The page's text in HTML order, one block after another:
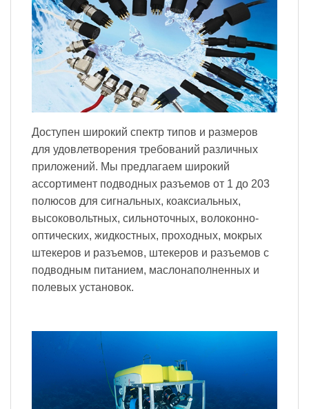
Доступен широкий спектр типов и размеров
для удовлетворения требований различных
приложений. Мы предлагаем широкий
ассортимент подводных разъемов от 1 до 203
полюсов для сигнальных, коаксиальных,
высоковольтных, сильноточных, волоконно-
оптических, жидкостных, проходных, мокрых
штекеров и разъемов, штекеров и разъемов с
подводным питанием, маслонаполненных и
полевых установок.